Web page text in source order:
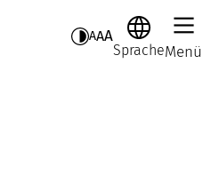
AAA
SpracheMenü